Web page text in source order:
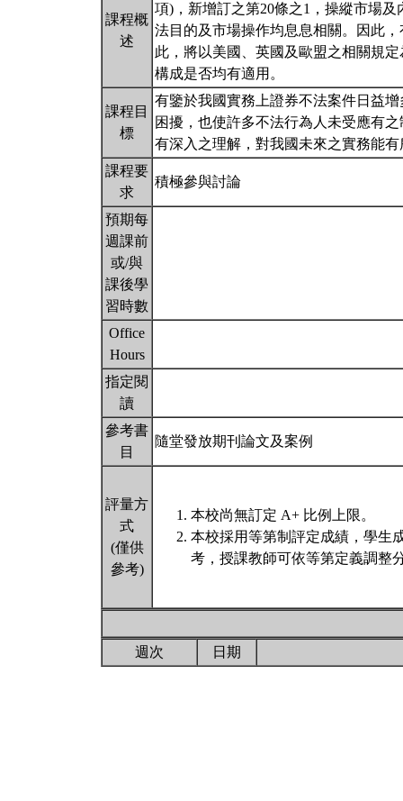
課程概
述
項)，新增訂之第20條之1，操縱市場
法目的及市場操作均息息相關。因此
此，將以美國、英國及歐盟之相關規
構成是否均有適用。
課程目
標
有鑒於我國實務上證券不法案件日益
困擾，也使許多不法行為人未受應有
有深入之理解，對我國未來之實務能
課程要
求
積極參與討論
預期每
週課前
或/與
課後學
習時數
Office
Hours
指定閱
讀
參考書
目
隨堂發放期刊論文及案例
評量方
式
(僅供
參考)
本校尚無訂定 A+ 比例上限。
本校採用等第制評定成績，學生
考，授課教師可依等第定義調整
週次 日期